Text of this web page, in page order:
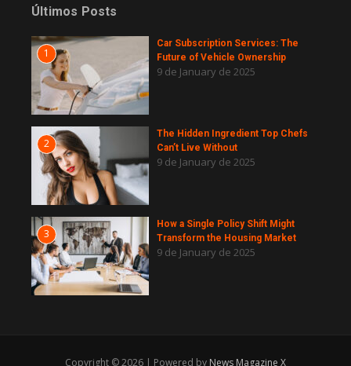
Últimos Posts
1
Car Subscription Services: The
Future of Vehicle Ownership
9 de January de 2025
2
The Hidden Ingredient Top Chefs
Can’t Live Without
9 de January de 2025
3
How a Single Policy Shift Might
Transform the Housing Market
9 de January de 2025
Copyright © 2026 | Powered by News Magazine X